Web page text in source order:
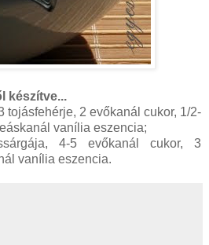
készítve...
tojásfehérje, 2 evőkanál cukor, 1/2-
vanília eszencia;
4-5 evőkanál cukor, 3
vanília eszencia.